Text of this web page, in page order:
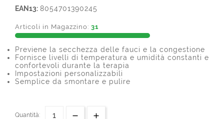
EAN13: 8054701390245
Articoli in Magazzino: 31
Previene la secchezza delle fauci e la congestione
Fornisce livelli di temperatura e umidità constanti e
confortevoli durante la terapia
Impostazioni personalizzabili
Semplice da smontare e pulire
Quantità: